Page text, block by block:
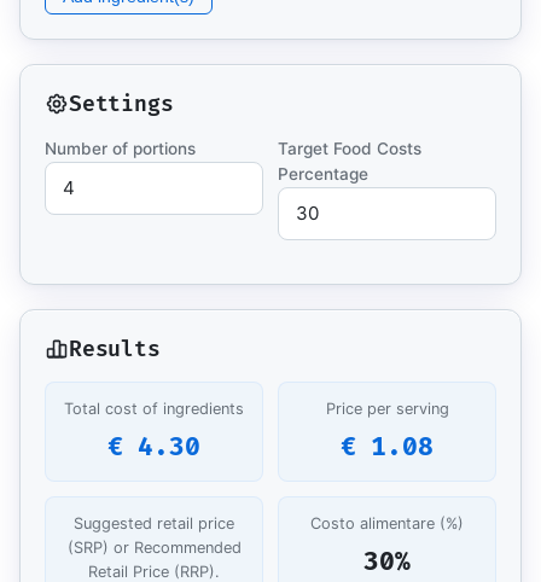
Settings
Number of portions
Target Food Costs
Percentage
Results
Total cost of ingredients
€ 4.30
Price per serving
€ 1.08
Suggested retail price
(SRP) or Recommended
Retail Price (RRP).
Costo alimentare (%)
30%